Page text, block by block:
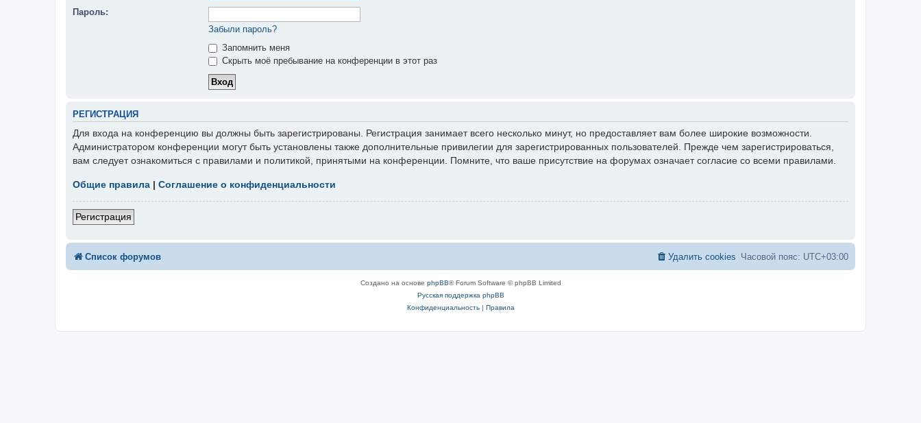
Пароль:
Забыли пароль?
Запомнить меня
Скрыть моё пребывание на конференции в этот раз
РЕГИСТРАЦИЯ
Для входа на конференцию вы должны быть зарегистрированы. Регистрация занимает всего несколько минут, но предоставляет вам более широкие возможности.
Администратором конференции могут быть установлены также дополнительные привилегии для зарегистрированных пользователей. Прежде чем зарегистрироваться,
вам следует ознакомиться с правилами и политикой, принятыми на конференции. Помните, что ваше присутствие на форумах означает согласие со всеми правилами.
Общие правила | Соглашение о конфиденциальности
Регистрация
Список форумов Часовой пояс: UTC+03:00
Удалить cookies
Создано на основе phpBB® Forum Software © phpBB Limited
Русская поддержка phpBB
Конфиденциальность| Правила